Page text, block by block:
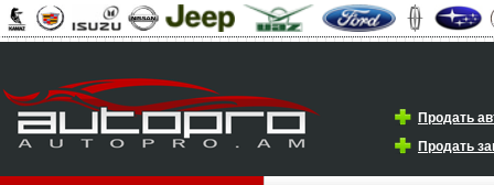
Продать
Продать